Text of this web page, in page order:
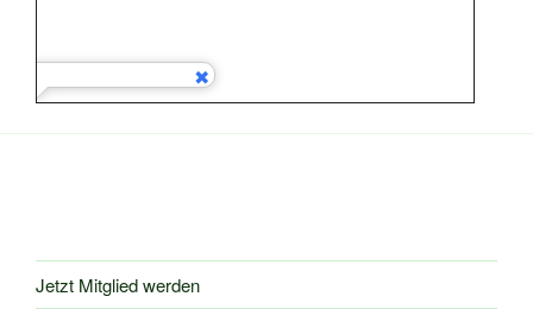
Jetzt Mitglied werden